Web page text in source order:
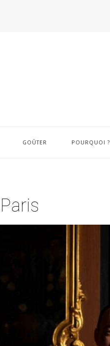
GOÛTER POURQUOI ?